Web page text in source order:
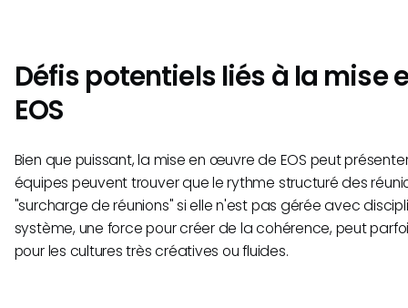
Défis potentiels liés à la mise
EOS
Bien que puissant, la mise en œuvre de EOS peut
équipes peuvent trouver que le rythme structuré des
"surcharge de réunions" si elle n'est pas gérée avec
système, une force pour créer de la cohérence, peut
pour les cultures très créatives ou fluides.